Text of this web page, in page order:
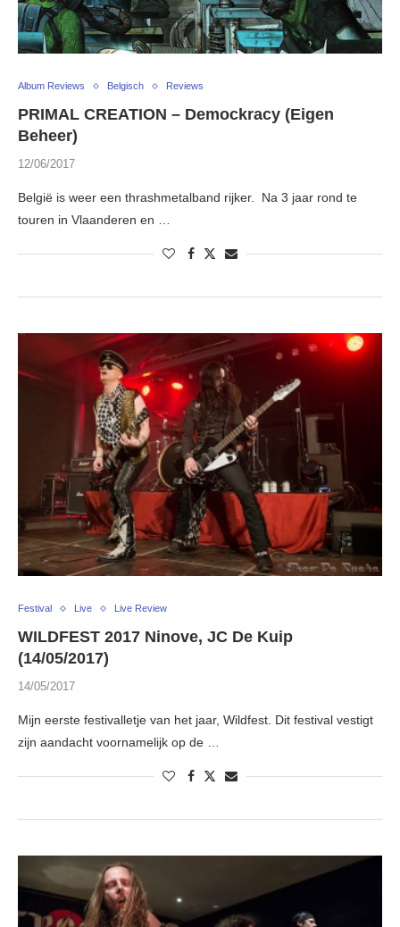
Album Reviews Belgisch Reviews
PRIMAL CREATION – Demockracy (Eigen
Beheer)
12/06/2017
België is weer een thrashmetalband rijker. Na 3 jaar rond te
touren in Vlaanderen en …
Festival Live Live Review
WILDFEST 2017 Ninove, JC De Kuip
(14/05/2017)
14/05/2017
Mijn eerste festivalletje van het jaar, Wildfest. Dit festival vestigt
zijn aandacht voornamelijk op de …